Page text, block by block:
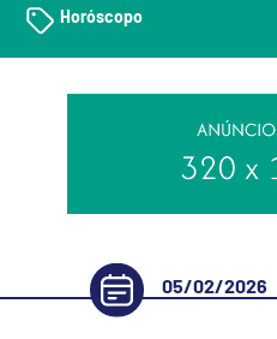
Horóscopo
05/02/2026